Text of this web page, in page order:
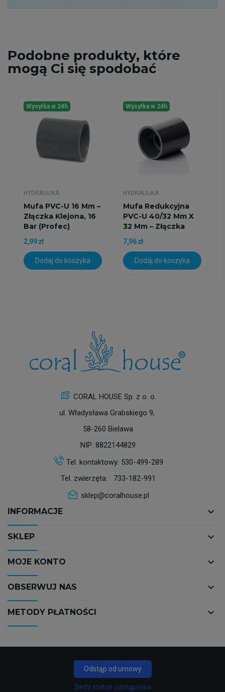
Podobne produkty, które
mogą Ci się spodobać
Wysyłka w 24h
HYDRAULIKA
Mufa PVC-U 16 Mm –
Złączka Klejona, 16
Bar (Profec)
2,99 zł
Dodaj do koszyka
Wysyłka w 24h
HYDRAULIKA
Mufa Redukcyjna
PVC-U 40/32 Mm X
32 Mm – Złączka
Klejona
7,96 zł
Dodaj do koszyka
CORAL HOUSE Sp. z o. o.
ul. Władysława Grabskiego 9,
58-260 Bielawa
NIP: 8822144829
Tel. kontaktowy: 530-499-289
Tel. zwierzęta: 733-182-991
sklep@coralhouse.pl
INFORMACJE keyboard_arrow_down
SKLEP keyboard_arrow_down
MOJE KONTO keyboard_arrow_down
OBSERWUJ NAS keyboard_arrow_down
METODY PŁATNOŚCI keyboard_arrow_down
Odstąp od umowy
Śledź status odstąpienia